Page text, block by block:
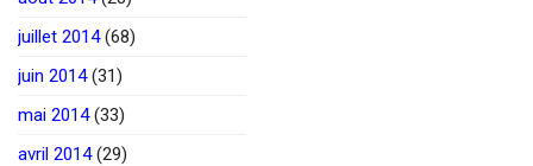
juillet 2014(68)
juin 2014(31)
mai 2014(33)
avril 2014(29)